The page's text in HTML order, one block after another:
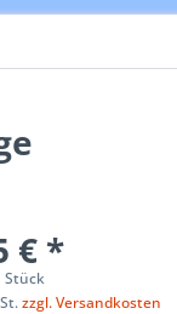
€ *
Stück
zzgl. Versandkosten